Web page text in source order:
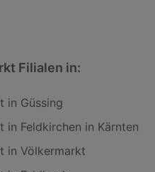
Filialen in:
in Güssing
in Feldkirchen in Kärnten
in Völkermarkt